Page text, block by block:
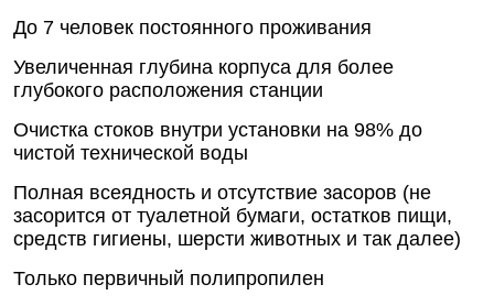
До 7 человек постоянного проживания
Увеличенная глубина корпуса для более
глубокого расположения станции
Очистка стоков внутри установки на 98% до
чистой технической воды
Полная всеядность и отсутствие засоров (не
засорится от туалетной бумаги, остатков пищи,
средств гигиены, шерсти животных и так далее)
Только первичный полипропилен